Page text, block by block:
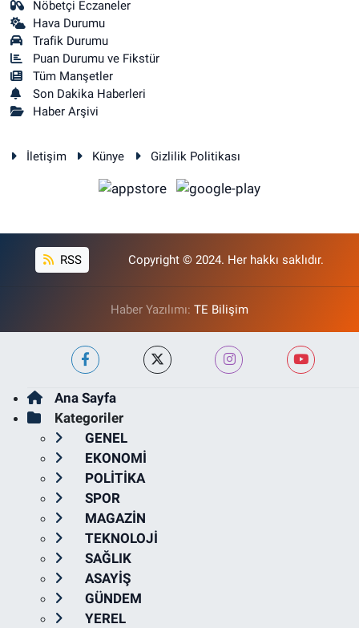
Nöbetçi Eczaneler
Hava Durumu
Trafik Durumu
Puan Durumu ve Fikstür
Tüm Manşetler
Son Dakika Haberleri
Haber Arşivi
İletişim Künye Gizlilik Politikası
RSS Copyright © 2024. Her hakkı saklıdır.
Haber Yazılımı: TE Bilişim
Ana Sayfa
Kategoriler
GENEL
EKONOMİ
POLİTİKA
SPOR
MAGAZİN
TEKNOLOJİ
SAĞLIK
ASAYİŞ
GÜNDEM
YEREL